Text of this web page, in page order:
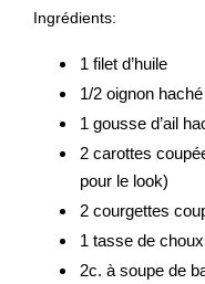
Ingrédients:
1 filet d’huile
1/2 oignon
1 gousse d’ail
2 carottes
pour le look)
2 courgettes
1 tasse de
2c. à soupe de